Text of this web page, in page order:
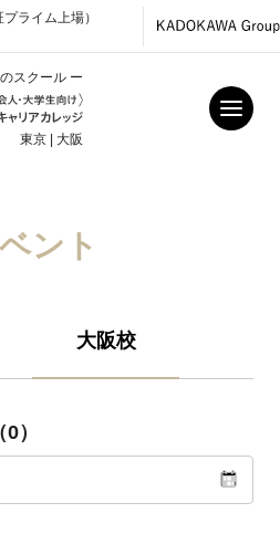
ライム上場）
スクール ー
東京 | 大阪
ント
大阪校
0）